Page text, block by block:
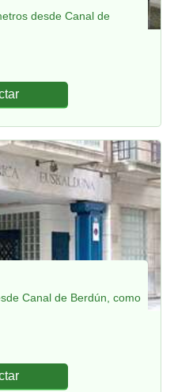
desde Canal de
Canal de Berdún, como